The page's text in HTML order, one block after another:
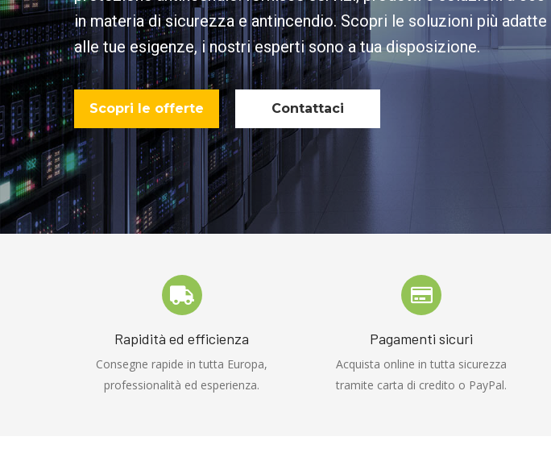
in materia di sicurezza e antincendio. Scopri le soluzioni più adatte
alle tue esigenze, i nostri esperti sono a tua disposizione.
Scopri le offerte Contattaci
Rapidità ed efficienza
Consegne rapide in tutta Europa,
professionalità ed esperienza.
Pagamenti sicuri
Acquista online in tutta sicurezza
tramite carta di credito o PayPal.